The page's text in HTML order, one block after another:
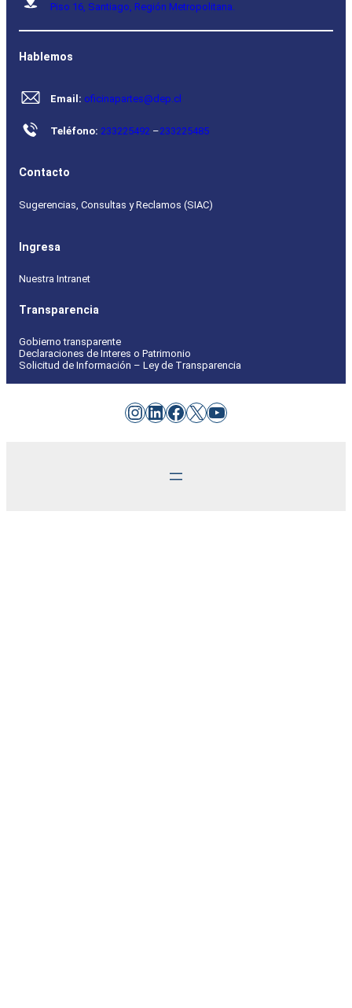
Piso 16, Santiago, Región Metropolitana.
Hablemos
Email: oficinapartes@dep.cl
Teléfono: 233225492 –233225485
Contacto
Sugerencias, Consultas y Reclamos (SIAC)
Ingresa
Nuestra Intranet
Transparencia
Gobierno transparente
Declaraciones de Interes o Patrimonio
Solicitud de Información – Ley de Transparencia
Instagram
LinkedIn
Facebook
X YouTube